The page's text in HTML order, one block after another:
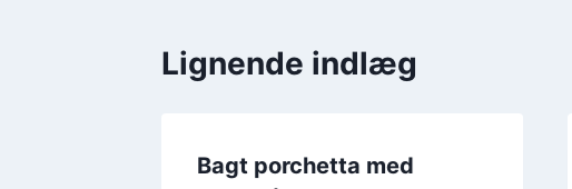
Lignende indlæg
Bagt porchetta med